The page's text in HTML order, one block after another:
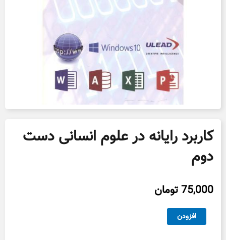
کاربرد رایانه در علوم انسانی دست
دوم
75,000تومان
رایانه
افزودن